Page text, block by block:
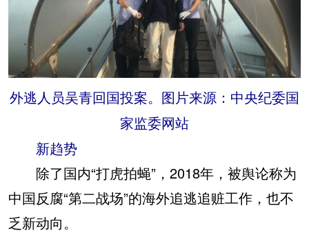
外逃人员吴青回国投案。图片来源：中央纪委国
家监委网站
新趋势
除了国内“打虎拍蝇”，2018年，被舆论称为
中国反腐“第二战场”的海外追逃追赃工作，也不
乏新动向。